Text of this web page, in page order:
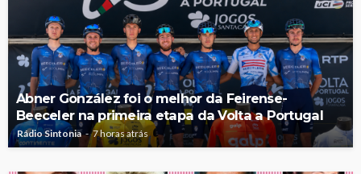
Abner González foi o melhor da Feirense-
Beeceler na primeira etapa da Volta a Portugal
Rádio Sintonia 7 horas atrás